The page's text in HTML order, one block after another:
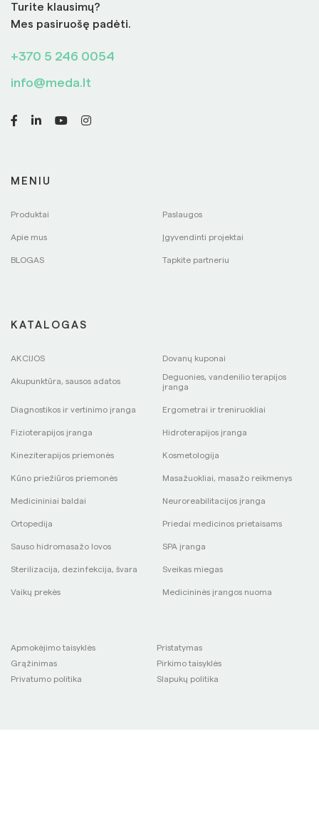
Turite klausimų?
Mes pasiruošę padėti.
+370 5 246 0054
info@meda.lt
MENIU
Produktai Paslaugos
Apie mus Įgyvendinti projektai
BLOGAS Tapkite partneriu
KATALOGAS
AKCIJOS Dovanų kuponai
Akupunktūra, sausos adatos
Deguonies, vandenilio terapijos
įranga
Diagnostikos ir vertinimo įranga Ergometrai ir treniruokliai
Fizioterapijos įranga Hidroterapijos įranga
Kineziterapijos priemonės Kosmetologija
Kūno priežiūros priemonės Masažuokliai, masažo reikmenys
Medicininiai baldai Neuroreabilitacijos įranga
Ortopedija Priedai medicinos prietaisams
Sauso hidromasažo lovos SPA įranga
Sterilizacija, dezinfekcija, švara Sveikas miegas
Vaikų prekės Medicininės įrangos nuoma
Apmokėjimo taisyklės
Pristatymas
Grąžinimas
Pirkimo taisyklės
Privatumo politika
Slapukų politika